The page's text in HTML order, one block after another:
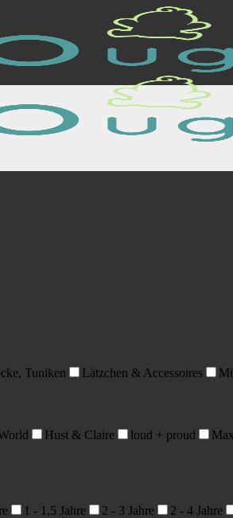
Tuniken Lätzchen & Accessoires
Hust & Claire loud + proud
1 - 1,5 Jahre 2 - 3 Jahre 2 - 4 Jahre